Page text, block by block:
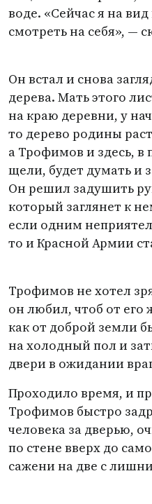
воде. «Сейчас я на
смотреть на себя», —
Он встал и снова
дерева. Мать этого
на краю деревни, у
то дерево родины
а Трофимов и здесь, в
щели, будет думать и
Он решил задушить
который заглянет к
если одним
то и Красной Армии
Трофимов не хотел
он любил, чтоб от
как от доброй земли
на холодный пол и
двери в ожидании
Проходило время, и
Трофимов быстро
человека за дверью,
по стене вверх до
сажени на две с